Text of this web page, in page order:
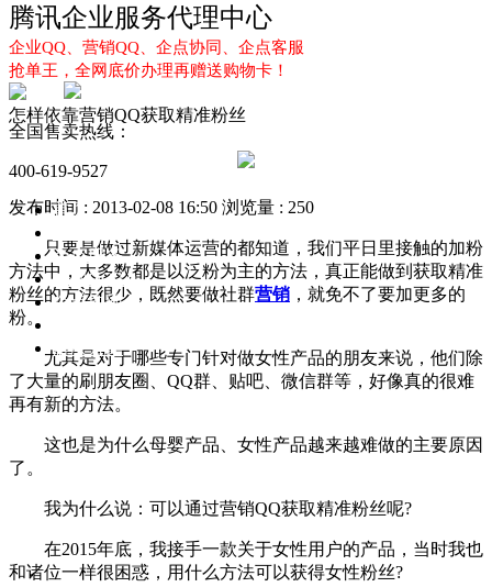
腾讯企业服务代理中心
企业QQ、营销QQ、企点协同、企点客服
抢单王，全网底价办理再赠送购物卡！
全国售卖热线：
400-619-9527
首页
企点服务
企业QQ2.0
企点协同
解决方案
怎样依靠营销QQ获取精准粉丝
发布时间 : 2013-02-08 16:50 浏览量 : 250
只要是做过新媒体运营的都知道，我们平日里接触的加粉
方法中，大多数都是以泛粉为主的方法，真正能做到获取精准
粉丝的方法很少，既然要做社群营销 ，就免不了要加更多的
粉。
尤其是对于哪些专门针对做女性产品的朋友来说，他们除
了大量的刷朋友圈、QQ群、贴吧、微信群等，好像真的很难
再有新的方法。
这也是为什么母婴产品、女性产品越来越难做的主要原因
了。
我为什么说：可以通过营销QQ获取精准粉丝呢?
在2015年底，我接手一款关于女性用户的产品，当时我也
和诸位一样很困惑，用什么方法可以获得女性粉丝?